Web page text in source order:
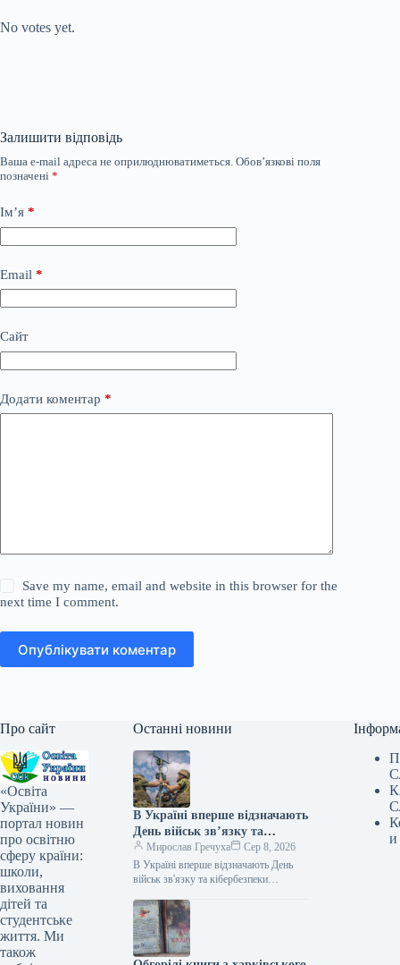
No votes yet.
Залишити відповідь
Ваша e-mail адреса не оприлюднюватиметься. Обов’язкові поля
позначені *
Ім’я *
Email *
Сайт
Додати коментар *
Save my name, email and website in this browser for the
next time I comment.
Опублікувати коментар
Про сайт
«Освіта
України» —
портал новин
про освітню
сферу країни:
школи,
виховання
дітей та
студентське
життя. Ми
також
Останні новини
В Україні вперше відзначають
День військ зв’язку та
кібербезпеки
Мирослав Гречуха
Сер 8, 2026
В Україні вперше відзначають День
військ зв'язку та кібербезпеки
8 серпня вперше відзначають День
військ…
и